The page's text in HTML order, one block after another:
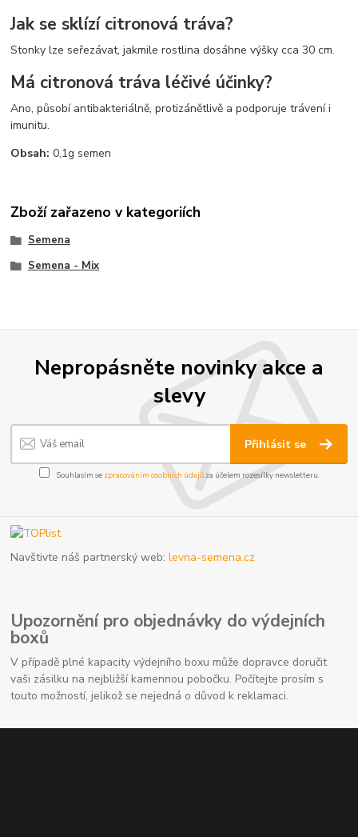
Jak se sklízí citronová tráva?
Stonky lze seřezávat, jakmile rostlina dosáhne výšky cca 30 cm.
Má citronová tráva léčivé účinky?
Ano, působí antibakteriálně, protizánětlivě a podporuje trávení i
imunitu.
Obsah: 0,1g semen
Zboží zařazeno v kategoriích
Semena
Semena - Mix
Nepropásněte novinky akce a
slevy
Přihlásit se
Souhlasím se zpracováním osobních údajůza účelem rozesílky newsletteru.
Navštivte náš partnerský web:levna-semena.cz
Upozornění pro objednávky do výdejních
boxů
V případě plné kapacity výdejního boxu může dopravce doručit
vaši zásilku na nejbližší kamennou pobočku. Počítejte prosím s
touto možností, jelikož se nejedná o důvod k reklamaci.